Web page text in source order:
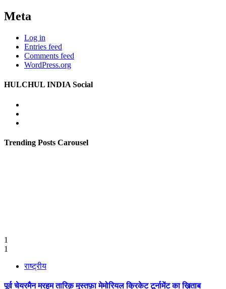
Meta
Log in
Entries feed
Comments feed
WordPress.org
HULCHUL INDIA Social
Trending Posts Carousel
1
1
राष्ट्रीय
पूर्व चेयरमैन मरहूम तारिक़ मुस्तफ़ा मेमोरियल क्रिकेट टूर्नामेंट का ख़िताब